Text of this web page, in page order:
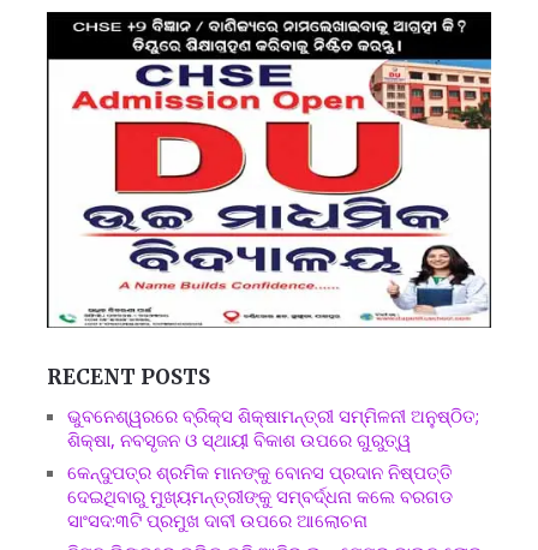
RECENT POSTS
ଭୁବନେଶ୍ୱରରେ ବ୍ରିକ୍ସ ଶିକ୍ଷାମନ୍ତ୍ରୀ ସମ୍ମିଳନୀ ଅନୁଷ୍ଠିତ;
ଶିକ୍ଷା, ନବସୃଜନ ଓ ସ୍ଥାୟୀ ବିକାଶ ଉପରେ ଗୁରୁତ୍ୱ
କେନ୍ଦୁପତ୍ର ଶ୍ରମିକ ମାନଙ୍କୁ ବୋନସ ପ୍ରଦାନ ନିଷ୍ପତ୍ତି
ଦେଇଥିବାରୁ ମୁଖ୍ୟମନ୍ତ୍ରୀଙ୍କୁ ସମ୍ବର୍ଦ୍ଧନା କଲେ ବରଗଡ
ସାଂସଦ:୩ଟି ପ୍ରମୁଖ ଦାବୀ ଉପରେ ଆଲୋଚନା